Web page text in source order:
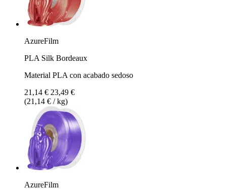
AzureFilm
PLA Silk Bordeaux
Material PLA con acabado sedoso
21,14 € 23,49 €
(21,14 € / kg)
AzureFilm